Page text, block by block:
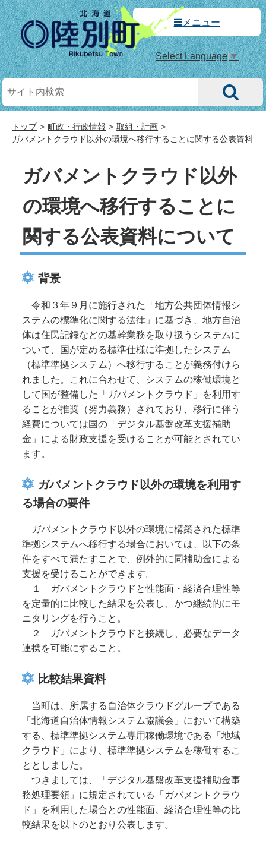
メニュー
Select Language▼
トップ 町政・行政情報
取組・計画
ガバメントクラウド以外の環境へ移行することに関する公表資料
ガバメントクラウド以外
の環境へ移行することに
関する公表資料について
背景
令和３年９月に施行された「地方公共団体情報シ
ステムの標準化に関する法律」に基づき、地方自治
体は住民記録などの基幹業務を取り扱うシステムに
ついて、国が定める標準仕様に準拠したシステム
（標準準拠システム）へ移行することが義務付けら
れました。これに合わせて、システムの稼働環境と
して国が整備した「ガバメントクラウド」を利用す
ることが推奨（努力義務）されており、移行に伴う
経費については国の「デジタル基盤改革支援補助
金」による財政支援を受けることが可能とされてい
ます。
ガバメントクラウド以外の環境を利用す
る場合の要件
ガバメントクラウド以外の環境に構築された標準
準拠システムへ移行する場合においては、以下の条
件をすべて満たすことで、例外的に同補助金による
支援を受けることができます。
１ ガバメントクラウドと性能面・経済合理性等
を定量的に比較した結果を公表し、かつ継続的にモ
ニタリングを行うこと。
２ ガバメントクラウドと接続し、必要なデータ
連携を可能にすること。
比較結果資料
当町は、所属する自治体クラウドグループである
「北海道自治体情報システム協議会」において構築
する、標準準拠システム専用稼働環境である「地域
クラウド」により、標準準拠システムを稼働するこ
ととしました。
つきましては、「デジタル基盤改革支援補助金事
務処理要領」に規定されている「ガバメントクラウ
ド」を利用した場合との性能面、経済合理性等の比
較結果を以下のとおり公表します。